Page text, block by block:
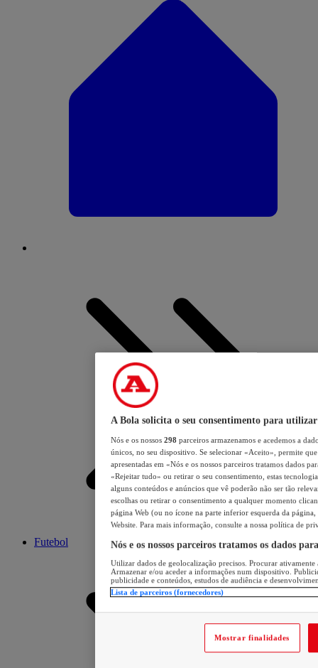
Futebol
A Bola solicita o seu consentimento para utilizar
Nós e os nossos 298 parceiros armazenamos e acedemos a
únicos, no seu dispositivo. Se selecionar «Aceito», permite
apresentadas em «Nós e os nossos parceiros tratamos dados
«Rejeitar tudo» ou retirar o seu consentimento, estas
alguns conteúdos e anúncios que vê poderão não ser tão
escolhas ou retirar o consentimento a qualquer momento
página Web (ou no ícone na parte inferior esquerda da página,
Website. Para mais informação, consulte a nossa política de
Nós e os nossos parceiros tratamos os dados
Utilizar dados de geolocalização precisos. Procurar
Armazenar e/ou aceder a informações num dispositivo.
publicidade e conteúdos, estudos de audiência e
Lista de parceiros (fornecedores)
Mostrar finalidades